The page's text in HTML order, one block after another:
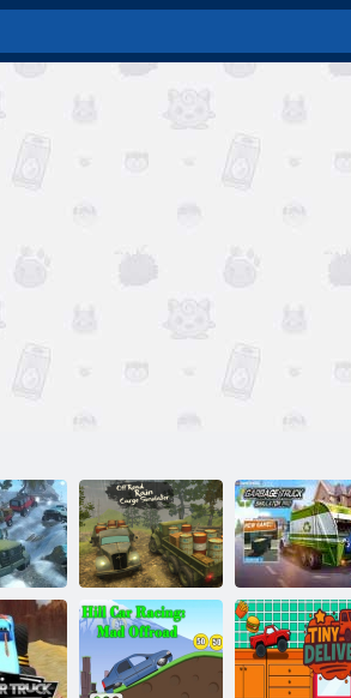
םינעטמ רוטלומיס
:שיבכל ץוחמ
םשג
לבז תויאשמ
רוטלומיס